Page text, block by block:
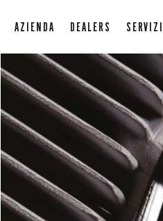
AZIENDA DEALERS SERVIZI